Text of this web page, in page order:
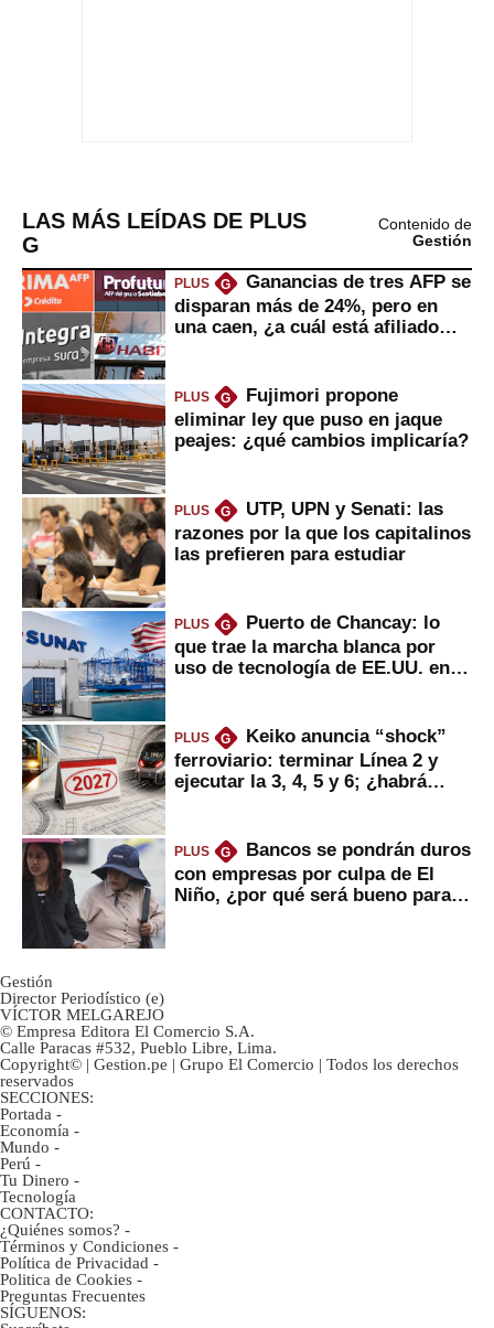
LAS MÁS LEÍDAS DE PLUS
G
Contenido de
Gestión
PLUS G
Ganancias de tres AFP se
disparan más de 24%, pero en
una caen, ¿a cuál está afiliado
PLUS G
Fujimori propone
eliminar ley que puso en jaque
peajes: ¿qué cambios implicaría?
PLUS G
UTP, UPN y Senati: las
razones por la que los capitalinos
las prefieren para estudiar
PLUS G
Puerto de Chancay: lo
que trae la marcha blanca por
uso de tecnología de EE.UU. en
PLUS G
Keiko anuncia “shock”
ferroviario: terminar Línea 2 y
ejecutar la 3, 4, 5 y 6; ¿habrá
PLUS G
Bancos se pondrán duros
con empresas por culpa de El
Niño, ¿por qué será bueno para
Gestión
Director Periodístico (e)
VÍCTOR MELGAREJO
© Empresa Editora El Comercio S.A.
Calle Paracas #532, Pueblo Libre, Lima.
Copyright© | Gestion.pe | Grupo El Comercio | Todos los derechos
reservados
SECCIONES:
Portada -
Economía -
Mundo -
Perú -
Tu Dinero -
Tecnología
CONTACTO:
¿Quiénes somos? -
Términos y Condiciones -
Política de Privacidad -
Politica de Cookies -
Preguntas Frecuentes
SÍGUENOS: